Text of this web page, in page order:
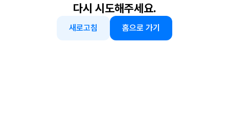
다시 시도해주세요.
새로고침 홈으로 가기